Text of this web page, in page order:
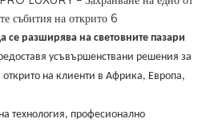
се разширява на световните пазари
усъвършенствани решения за
на клиенти в Африка, Европа,
технология, професионално